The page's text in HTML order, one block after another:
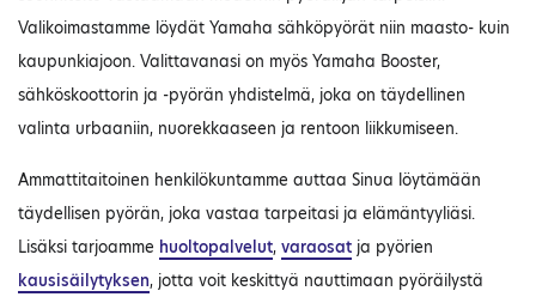
Valikoimastamme löydät Yamaha sähköpyörät niin maasto- kuin
kaupunkiajoon. Valittavanasi on myös Yamaha Booster,
sähköskoottorin ja -pyörän yhdistelmä, joka on täydellinen
valinta urbaaniin, nuorekkaaseen ja rentoon liikkumiseen.
Ammattitaitoinen henkilökuntamme auttaa Sinua löytämään
täydellisen pyörän, joka vastaa tarpeitasi ja elämäntyyliäsi.
Lisäksi tarjoamme huoltopalvelut, varaosat ja pyörien
kausisäilytyksen, jotta voit keskittyä nauttimaan pyöräilystä